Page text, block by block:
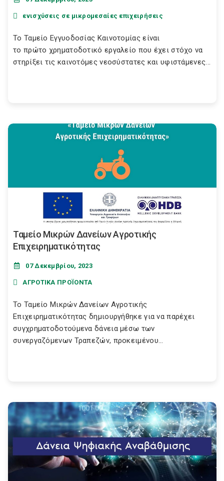
ενισχύσεις σε μικρομεσαίες επιχειρήσεις
Το Ταμείο Εγγυοδοσίας Καινοτομίας είναι
το πρώτο χρηματοδοτικό εργαλείο που έχει στόχο να
στηρίξει τις καινοτόμες νεοσύστατες και υφιστάμενες...
Ταμείο Μικρών Δανείων Αγροτικής
Επιχειρηματικότητας
07 Δεκεμβρίου, 2023
ΑΓΡΟΤΙΚΑ ΠΡΟΪΟΝΤΑ
Το Ταμείο Μικρών Δανείων Αγροτικής
Επιχειρηματικότητας δημιουργήθηκε για να παρέχει
συγχρηματοδοτούμενα δάνεια μέσω των
συνεργαζόμενων Τραπεζών, προκειμένου...